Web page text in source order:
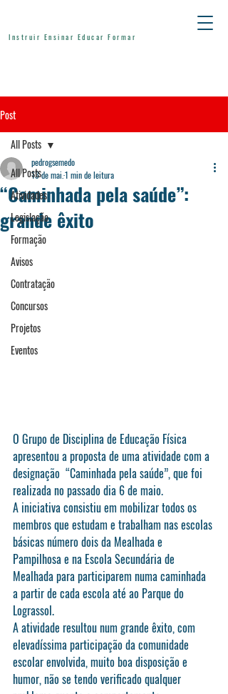
Instruir Ensinar Educar Formar
Post
All Posts
Atividades
Legislação
Formação
Avisos
Contratação
Concursos
Projetos
Eventos
All Posts
“Caminhada pela saúde”:
grande êxito
pedrogsemedo
13 de mai. 1 min de leitura
O Grupo de Disciplina de Educação Física
apresentou a proposta de uma atividade com a
designação  “Caminhada pela saúde”, que foi
realizada no passado dia 6 de maio.
A iniciativa consistiu em mobilizar todos os
membros que estudam e trabalham nas escolas
básicas número dois da Mealhada e
Pampilhosa e na Escola Secundária de
Mealhada para participarem numa caminhada
a partir de cada escola até ao Parque do
Lograssol.
A atividade resultou num grande êxito, com
elevadíssima participação da comunidade
escolar envolvida, muito boa disposição e
humor, não se tendo verificado qualquer